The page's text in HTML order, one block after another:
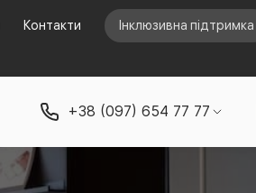
Контакти Інклюзивна підтримка
+38 (097) 654 77 77